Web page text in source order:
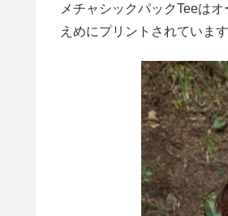
メチャシックパックTeeは
えめにプリントされています